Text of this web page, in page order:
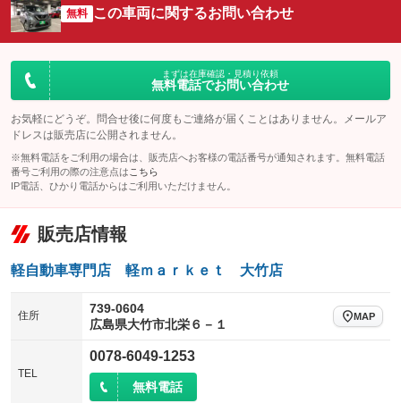
サイドカメラ
：装備あり ルーフレール
：装備なし
：装備なし
：装備なし
無料 この車両に関するお問い合わせ
まずは在庫確認・見積り依頼
無料電話でお問い合わせ
お気軽にどうぞ。問合せ後に何度もご連絡が届くことはありません。メールア
ドレスは販売店に公開されません。
※無料電話をご利用の場合は、販売店へお客様の電話番号が通知されます。無料電話
番号ご利用の際の注意点は こちら
IP電話、ひかり電話からはご利用いただけません。
販売店情報
軽自動車専門店 軽ｍａｒｋｅｔ 大竹店
住所
739-0604
広島県大竹市北栄６－１
MAP
TEL
0078-6049-1253
無料電話